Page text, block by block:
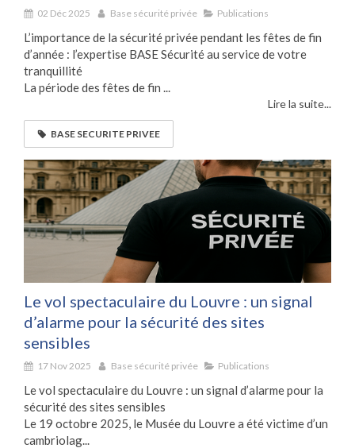
02 Déc 2025 Base sécurité privée Publications
L’importance de la sécurité privée pendant les fêtes de fin
d’année : l’expertise BASE Sécurité au service de votre
tranquillité
La période des fêtes de fin ...
Lire la suite...
BASE SECURITE PRIVEE
Le vol spectaculaire du Louvre : un signal
d’alarme pour la sécurité des sites
sensibles
17 Nov 2025 Base sécurité privée Publications
Le vol spectaculaire du Louvre : un signal d’alarme pour la
sécurité des sites sensibles
Le 19 octobre 2025, le Musée du Louvre a été victime d’un
cambriolag...